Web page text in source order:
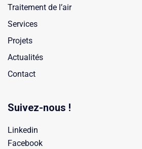
Traitement de l’air
Services
Projets
Actualités
Contact
Suivez-nous !
Linkedin
Facebook